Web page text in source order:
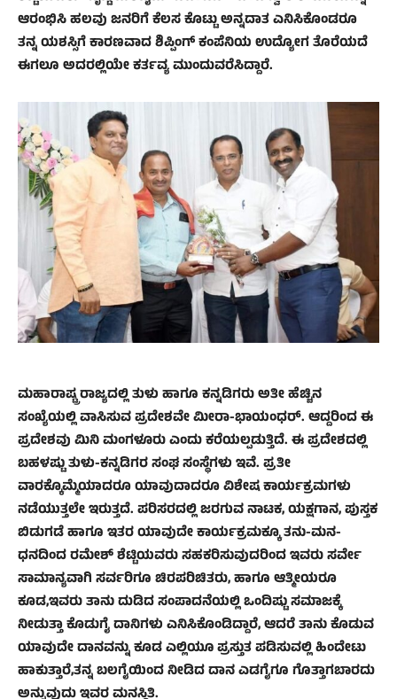
ಆರಂಭಿಸಿ ಹಲವು ಜನರಿಗೆ ಕೆಲಸ ಕೊಟ್ಟು ಅನ್ನದಾತ ಎನಿಸಿಕೊಂಡರೂ
ತನ್ನ ಯಶಸ್ಸಿಗೆ ಕಾರಣವಾದ ಶಿಪ್ಪಿಂಗ್ ಕಂಪೆನಿಯ ಉದ್ಯೋಗ ತೊರೆಯದೆ
ಈಗಲೂ ಅದರಲ್ಲಿಯೇ ಕರ್ತವ್ಯ ಮುಂದುವರೆಸಿದ್ದಾರೆ.
ಮಹಾರಾಷ್ಟ್ರ ರಾಜ್ಯದಲ್ಲಿ ತುಳು ಹಾಗೂ ಕನ್ನಡಿಗರು ಅತೀ ಹೆಚ್ಚಿನ
ಸಂಖ್ಯೆಯಲ್ಲಿ ವಾಸಿಸುವ ಪ್ರದೇಶವೇ ಮೀರಾ-ಭಾಯಂಧರ್. ಆದ್ದರಿಂದ ಈ
ಪ್ರದೇಶವು ಮಿನಿ ಮಂಗಳೂರು ಎಂದು ಕರೆಯಲ್ಪಡುತ್ತಿದೆ. ಈ ಪ್ರದೇಶದಲ್ಲಿ
ಬಹಳಷ್ಟು ತುಳು-ಕನ್ನಡಿಗರ ಸಂಘ ಸಂಸ್ಥೆಗಳು ಇವೆ. ಪ್ರತೀ
ವಾರಕ್ಕೊಮ್ಮೆಯಾದರೂ ಯಾವುದಾದರೂ ವಿಶೇಷ ಕಾರ್ಯಕ್ರಮಗಳು
ನಡೆಯುತ್ತಲೇ ಇರುತ್ತದೆ. ಪರಿಸರದಲ್ಲಿ ಜರಗುವ ನಾಟಕ, ಯಕ್ಷಗಾನ, ಪುಸ್ತಕ
ಬಿಡುಗಡೆ ಹಾಗೂ ಇತರ ಯಾವುದೇ ಕಾರ್ಯಕ್ರಮಕ್ಕೂ ತನು-ಮನ-
ಧನದಿಂದ ರಮೇಶ್ ಶೆಟ್ಟಿಯವರು ಸಹಕರಿಸುವುದರಿಂದ ಇವರು ಸರ್ವೇ
ಸಾಮಾನ್ಯವಾಗಿ ಸರ್ವರಿಗೂ ಚಿರಪರಿಚಿತರು, ಹಾಗೂ ಆತ್ಮೀಯರೂ
ಕೂಡ,ಇವರು ತಾನು ದುಡಿದ ಸಂಪಾದನೆಯಲ್ಲಿ ಒಂದಿಷ್ಟು ಸಮಾಜಕ್ಕೆ
ನೀಡುತ್ತಾ ಕೊಡುಗೈ ದಾನಿಗಳು ಎನಿಸಿಕೊಂಡಿದ್ದಾರೆ, ಆದರೆ ತಾನು ಕೊಡುವ
ಯಾವುದೇ ದಾನವನ್ನು ಕೂಡ ಎಲ್ಲಿಯೂ ಪ್ರಸ್ತುತ ಪಡಿಸುವಲ್ಲಿ ಹಿಂದೇಟು
ಹಾಕುತ್ತಾರೆ,ತನ್ನ ಬಲಗೈಯಿಂದ ನೀಡಿದ ದಾನ ಎಡಗೈಗೂ ಗೊತ್ತಾಗಬಾರದು